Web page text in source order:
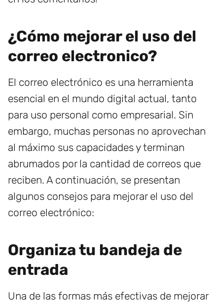
¿Cómo mejorar el uso del
correo electronico?
El correo electrónico es una herramienta
esencial en el mundo digital actual, tanto
para uso personal como empresarial. Sin
embargo, muchas personas no aprovechan
al máximo sus capacidades y terminan
abrumados por la cantidad de correos que
reciben. A continuación, se presentan
algunos consejos para mejorar el uso del
correo electrónico:
Organiza tu bandeja de
entrada
Una de las formas más efectivas de mejorar